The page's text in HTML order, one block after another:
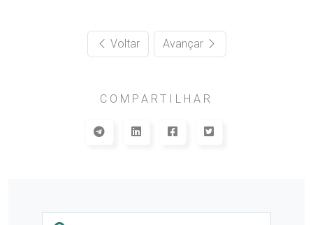
Voltar Avançar
COMPARTILHAR